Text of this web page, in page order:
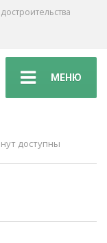
МЕНЮ
доступны